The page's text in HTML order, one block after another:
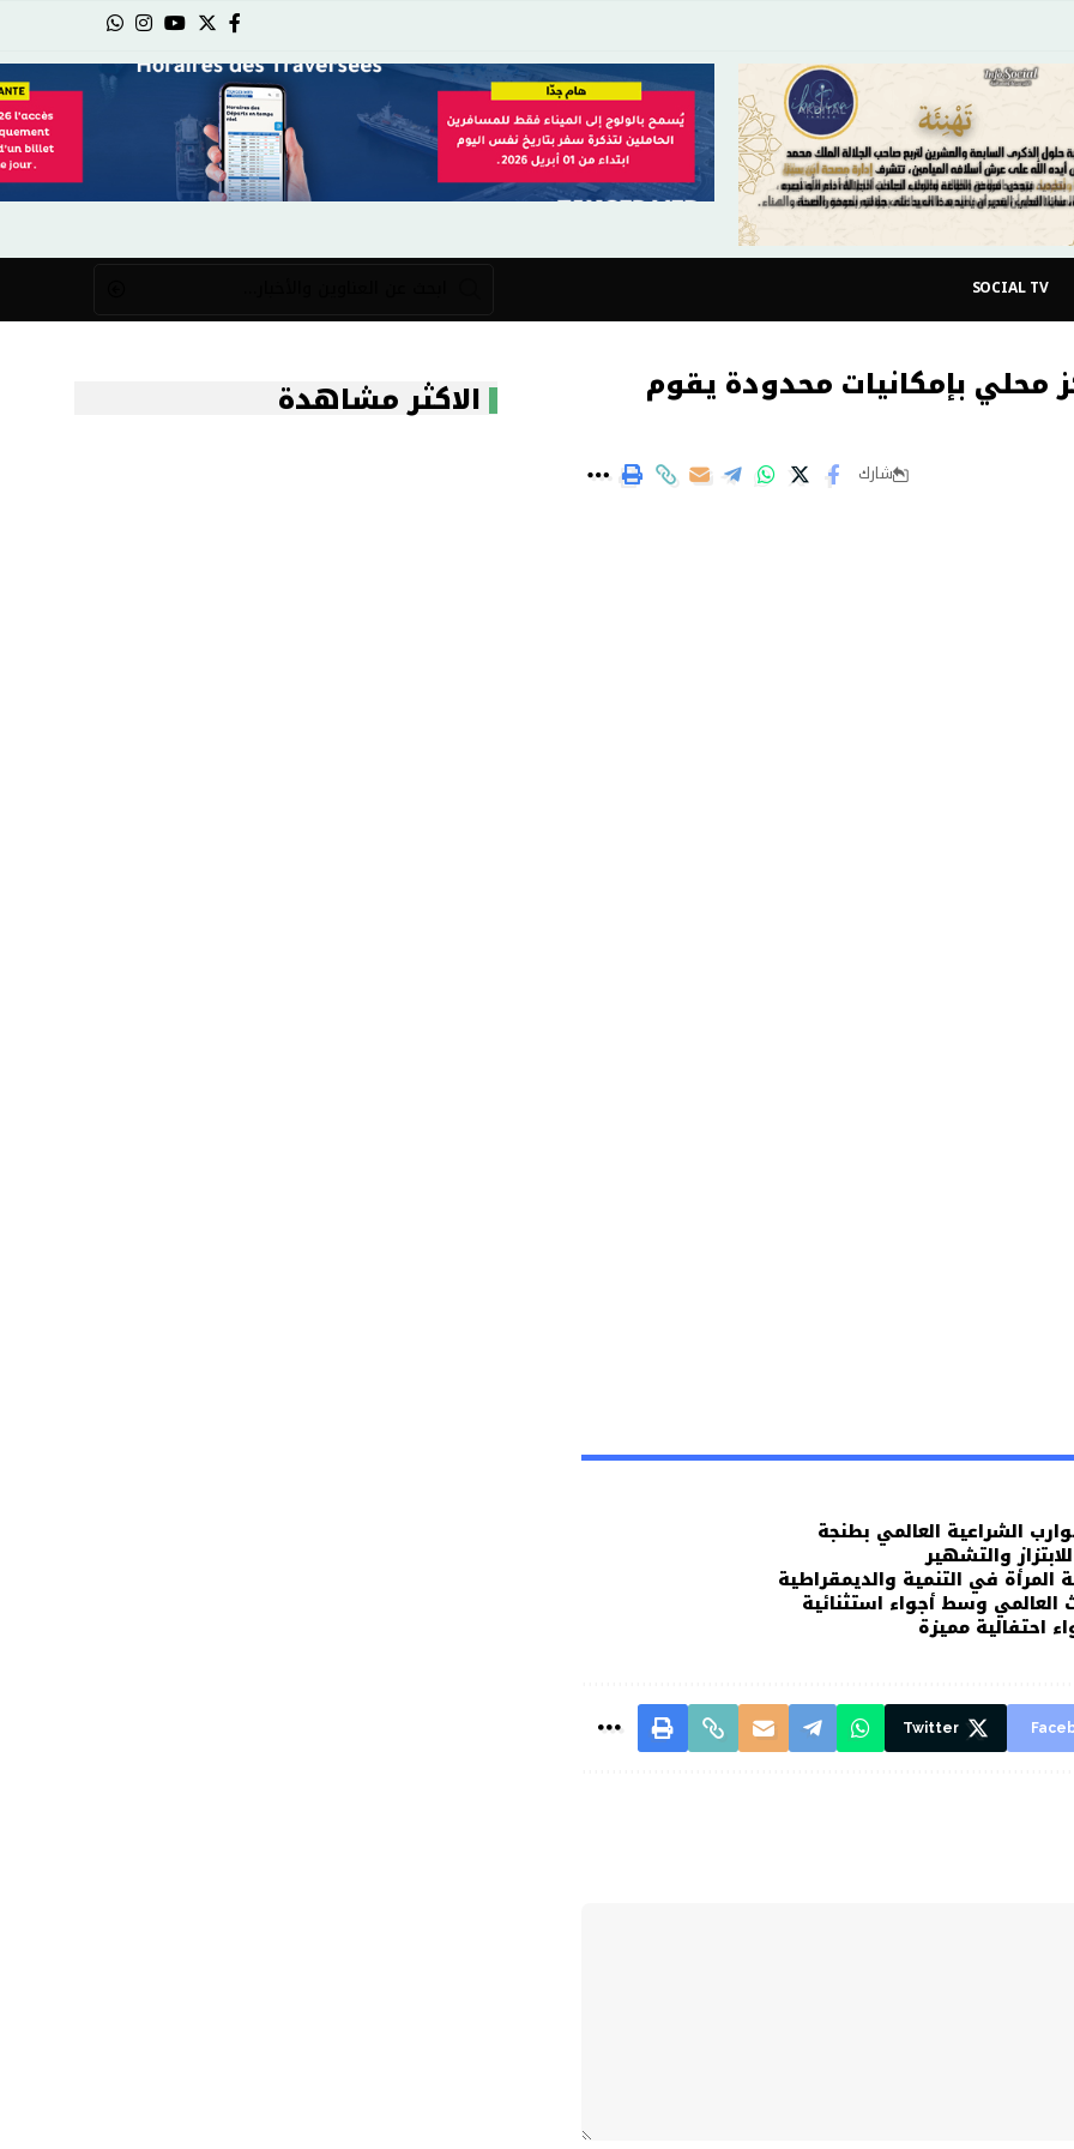
SOCIAL TV
محلي بإمكانيات محدودة يقوم
شارك
الشراعية العالمي بطنجة
والتشهير
في التنمية والديمقراطية
العالمي وسط أجواء استثنائية
Twitter
الاكثر مشاهدة